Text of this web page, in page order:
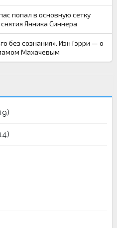
попал в основную сетку
Янника Синнера
без сознания». Иэн Гэрри — о
Махачевым